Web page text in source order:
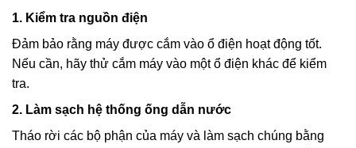
1. Kiểm tra nguồn điện
Đảm bảo rằng máy được cắm vào ổ điện hoạt động tốt.
Nếu cần, hãy thử cắm máy vào một ổ điện khác để kiểm
tra.
2. Làm sạch hệ thống ống dẫn nước
Tháo rời các bộ phận của máy và làm sạch chúng bằng